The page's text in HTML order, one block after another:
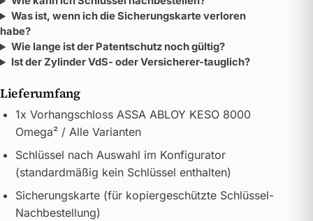
Was ist, wenn ich die Sicherungskarte verloren
habe?
Wie lange ist der Patentschutz noch gültig?
Ist der Zylinder VdS- oder Versicherer-tauglich?
Lieferumfang
1x Vorhangschloss ASSA ABLOY KESO 8000
Omega² / Alle Varianten
Schlüssel nach Auswahl im Konfigurator
(standardmäßig kein Schlüssel enthalten)
Sicherungskarte (für kopiergeschützte Schlüssel-
Nachbestellung)